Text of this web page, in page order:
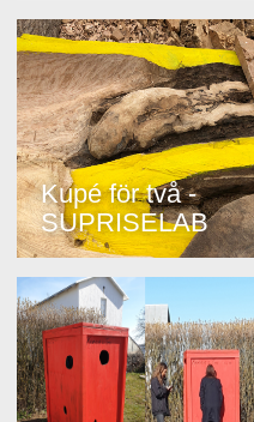
Kupé för två -
SUPRISELAB